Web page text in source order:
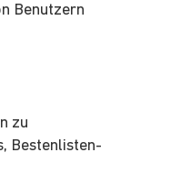
Benutzern
zu
Bestenlisten-